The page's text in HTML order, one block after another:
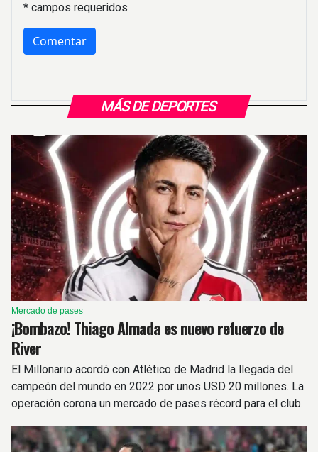
MÁS DE DEPORTES
Mercado de pases
¡Bombazo! Thiago Almada es nuevo refuerzo de
River
El Millonario acordó con Atlético de Madrid la llegada del
campeón del mundo en 2022 por unos USD 20 millones. La
operación corona un mercado de pases récord para el club.
* campos requeridos